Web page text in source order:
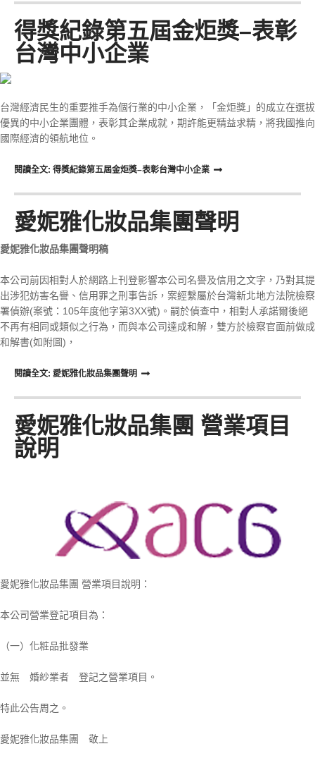
得獎紀錄第五屆金炬獎–表彰
台灣中小企業
台灣經濟民生的重要推手為個行業的中小企業，「金炬獎」的成立在選拔
優異的中小企業團體，表彰其企業成就，期許能更精益求精，將我國推向
國際經濟的領航地位。
閱讀全文: 得獎紀錄第五屆金炬獎–表彰台灣中小企業
愛妮雅化妝品集團聲明
愛妮雅化妝品集團聲明稿
本公司前因相對人於網路上刊登影響本公司名譽及信用之文字，乃對其提
出涉犯妨害名譽、信用罪之刑事告訴，案經繫屬於台灣新北地方法院檢察
署偵辦(案號：105年度他字第3XX號)。嗣於偵查中，相對人承諾爾後絕
不再有相同或類似之行為，而與本公司達成和解，雙方於檢察官面前做成
和解書(如附圖)，
閱讀全文: 愛妮雅化妝品集團聲明
愛妮雅化妝品集團 營業項目
說明
愛妮雅化妝品集團 營業項目說明：
本公司營業登記項目為：
（一）化粧品批發業
並無 婚紗業者 登記之營業項目。
特此公告周之。
愛妮雅化妝品集團 敬上